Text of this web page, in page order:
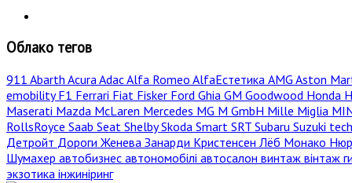
Облако тегов
911 Abarth AcuraAdacAlfa Romeo AlfaЕстетика AMG Aston
emobilityF1 Ferrari Fiat Fisker Ford Ghia GM Goodwood Honda
Maserati Mazda McLaren Mercedes MG M GmbH Mille Miglia
RollsRoyce Saab Seat ShelbySkoda Smart SRT Subaru Suzuki
Детройт Дороги Женева Занарди Кристенсен Лёб Монако
Шумахер автобизнес автономобілі автосалон винтаж вінтаж
экзотика інжиніринг